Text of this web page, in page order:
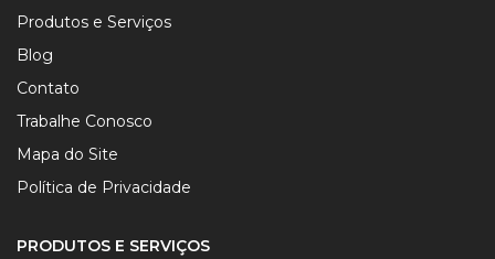
Produtos e Serviços
Blog
Contato
Trabalhe Conosco
Mapa do Site
Política de Privacidade
PRODUTOS E SERVIÇOS